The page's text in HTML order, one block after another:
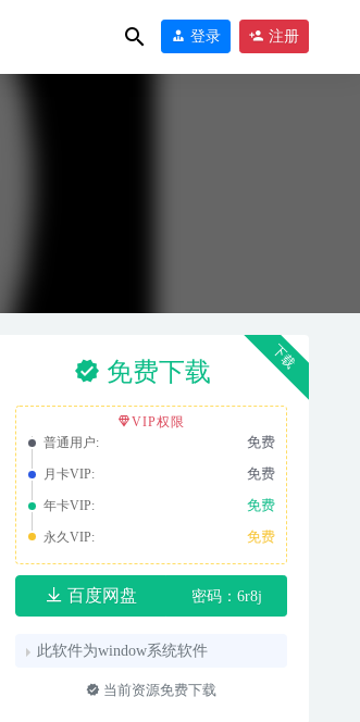
登录 注册
下载
免费下载
VIP权限
普通用户:
免费
月卡VIP: 免费
年卡VIP: 免费
永久VIP: 免费
百度网盘 密码：6r8j
此软件为window系统软件
当前资源免费下载